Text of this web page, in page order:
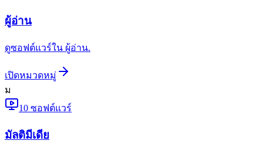
ผู้อ่าน
ดูซอฟต์แวร์ใน ผู้อ่าน.
เปิดหมวดหมู่
ม
10 ซอฟต์แวร์
มัลติมีเดีย